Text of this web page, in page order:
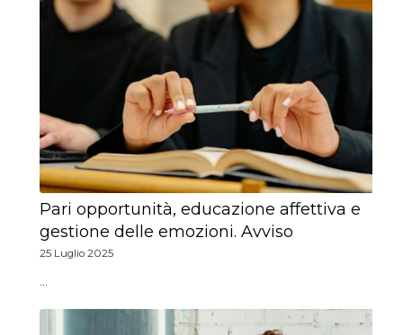
Pari opportunità, educazione affettiva e
gestione delle emozioni. Avviso
25 Luglio 2025